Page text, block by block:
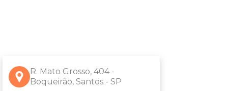
R. Mato Grosso, 404 -
Boqueirão, Santos - SP